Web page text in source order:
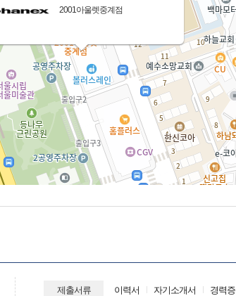
2001아울렛중계점
제출서류 이력서 자기소개서 경력